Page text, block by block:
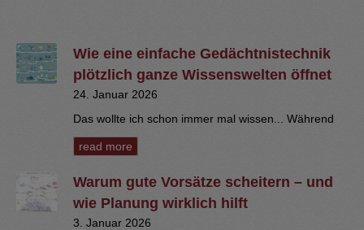
Wie eine einfache Gedächtnistechnik
plötzlich ganze Wissenswelten öffnet
24. Januar 2026
Das wollte ich schon immer mal wissen... Während
read more
Warum gute Vorsätze scheitern – und
wie Planung wirklich hilft
3. Januar 2026